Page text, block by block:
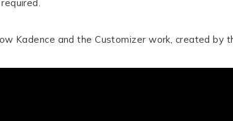
Kadence and the Customizer work, created by